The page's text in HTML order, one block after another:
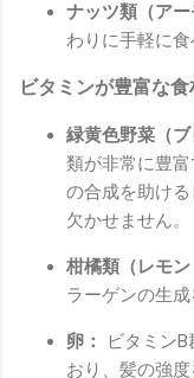
ナッツ類（ア
わりに手軽に食
ビタミンが豊富な食
緑黄色野菜（
類が非常に豊
の合成を助け
欠かせません。
柑橘類（レモン
ラーゲンの生成
卵：
ビタミン
おり、髪の強度